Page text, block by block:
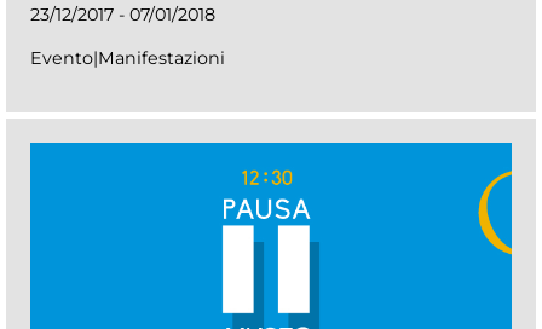
23/12/2017 - 07/01/2018
Evento|Manifestazioni